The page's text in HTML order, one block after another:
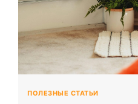
ПОЛЕЗНЫЕ СТАТЬИ